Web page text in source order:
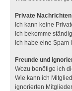
Private Nachrichten
Ich kann keine
Ich bekomme
Ich habe eine
Freunde und
Wozu benötige ich
Wie kann ich
ignorierten